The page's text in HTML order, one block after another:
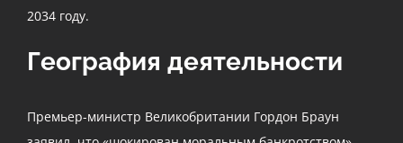
2034 году.
География деятельности
Премьер-министр Великобритании Гордон Браун